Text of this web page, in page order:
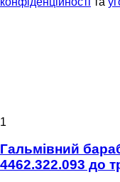
1
Гальмівний
4462.322.093 до